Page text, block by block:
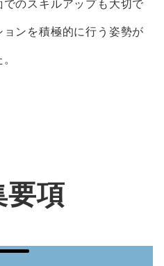
のスキルアップも大切で
ンを積極的に行う姿勢が
要項